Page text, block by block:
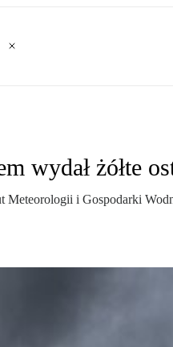
wydał żółte
i Gospodarki